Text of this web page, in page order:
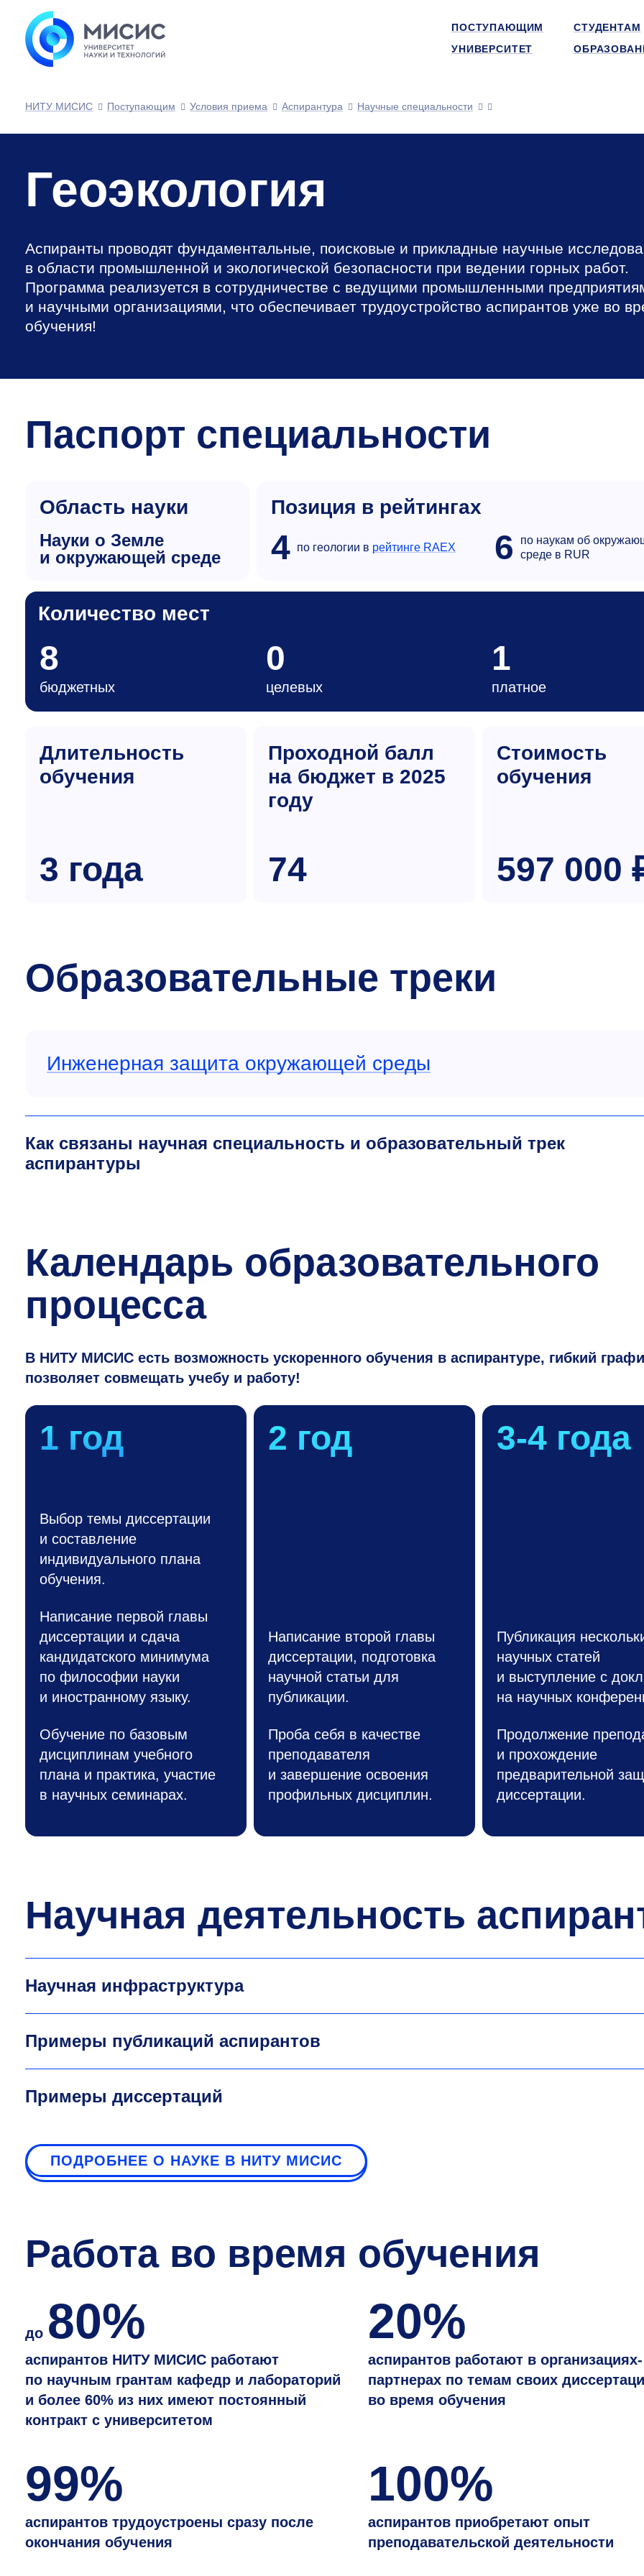
ПОСТУПАЮЩИМ
СТУДЕНТАМ
УНИВЕРСИТЕТ
НИТУ МИСИС Поступающим Условия приема Аспирантура Научные специальности
Геоэкология
Аспиранты проводят фундаментальные, поисковые и прикладные научные
в области промышленной и экологической безопасности при ведении горных работ.
Программа реализуется в сотрудничестве с ведущими промышленными
и научными организациями, что обеспечивает трудоустройство аспирантов уже во
обучения!
Паспорт специальности
Область науки
науки о Земле
и окружающей среде
Позиция в рейтингах
4 по геологии в рейтинге RAEX 6
по наукам об
среде в RUR
Количество мест
8
бюджетных
0
целевых
1
платное
Длительность
обучения
3 года
Проходной балл
на бюджет в 2025
году
74
Стоимость
обучения
597 000
Образовательные треки
Инженерная защита окружающей среды
Как связаны научная специальность и образовательный трек
аспирантуры
Календарь образовательного
процесса
В НИТУ МИСИС есть возможность ускоренного обучения в аспирантуре, гибкий
позволяет совмещать учебу и работу!
1 год
Выбор темы диссертации
и составление
индивидуального плана
обучения.
Написание первой главы
диссертации и сдача
кандидатского минимума
по философии науки
и иностранному языку.
Обучение по базовым
дисциплинам учебного
плана и практика, участие
в научных семинарах.
2 год
Написание второй главы
диссертации, подготовка
научной статьи для
публикации.
Проба себя в качестве
преподавателя
и завершение освоения
профильных дисциплин.
3-4 года
Публикация
научных статей
и выступление с
на научных
Продолжение
и прохождение
предварительной
диссертации.
Научная деятельность
Научная инфраструктура
Примеры публикаций аспирантов
Примеры диссертаций
ПОДРОБНЕЕ О НАУКЕ В НИТУ МИСИС
Работа во время обучения
до 80%
аспирантов НИТУ МИСИС работают
по научным грантам кафедр и лабораторий
и более 60% из них имеют постоянный
контракт с университетом
20%
аспирантов работают в организациях-
партнерах по темам своих
во время обучения
99%
аспирантов трудоустроены сразу после
окончания обучения
100%
аспирантов приобретают опыт
преподавательской деятельности